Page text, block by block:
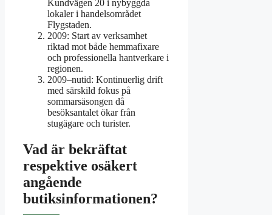
Kundvägen 20 i nybyggda
lokaler i handelsområdet
Flygstaden.
2009: Start av verksamhet
riktad mot både hemmafixare
och professionella hantverkare i
regionen.
2009–nutid: Kontinuerlig drift
med särskild fokus på
sommarsäsongen då
besöksantalet ökar från
stugägare och turister.
Vad är bekräftat
respektive osäkert
angående
butiksinformationen?